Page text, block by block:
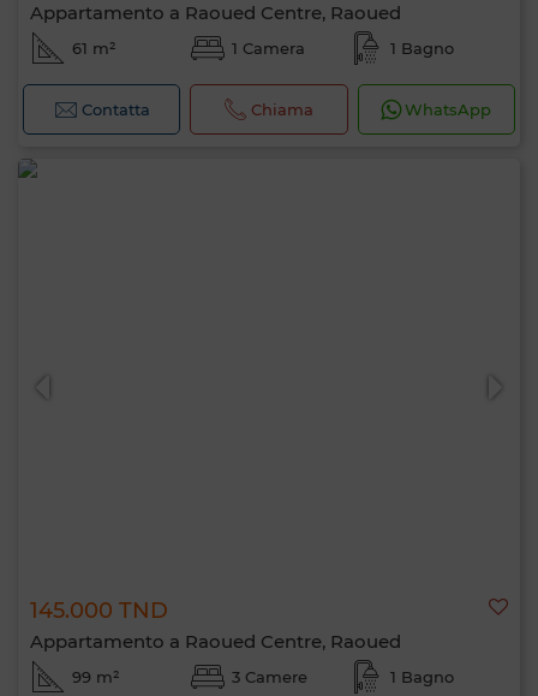
Appartamento a Raoued Centre, Raoued
61 m² 1 Camera 1 Bagno
Contatta Chiama WhatsApp
145.000 TND
Appartamento a Raoued Centre, Raoued
99 m² 3 Camere 1 Bagno